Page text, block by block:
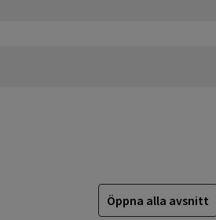
Öppna alla avsnitt